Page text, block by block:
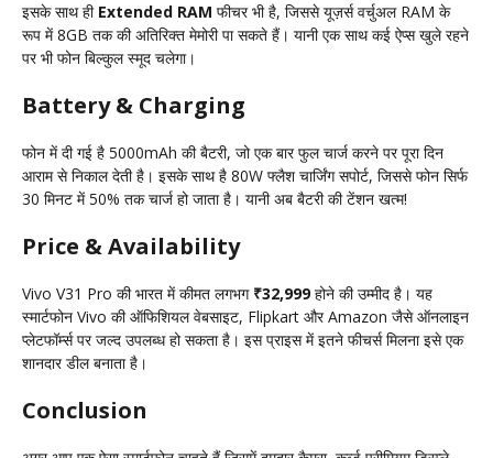
इसके साथ ही Extended RAM फीचर भी है, जिससे यूज़र्स वर्चुअल RAM के
रूप में 8GB तक की अतिरिक्त मेमोरी पा सकते हैं। यानी एक साथ कई ऐप्स खुले रहने
पर भी फोन बिल्कुल स्मूद चलेगा।
Battery & Charging
फोन में दी गई है 5000mAh की बैटरी, जो एक बार फुल चार्ज करने पर पूरा दिन
आराम से निकाल देती है। इसके साथ है 80W फ्लैश चार्जिंग सपोर्ट, जिससे फोन सिर्फ
30 मिनट में 50% तक चार्ज हो जाता है। यानी अब बैटरी की टेंशन खत्म!
Price & Availability
Vivo V31 Pro की भारत में कीमत लगभग ₹32,999 होने की उम्मीद है। यह
स्मार्टफोन Vivo की ऑफिशियल वेबसाइट, Flipkart और Amazon जैसे ऑनलाइन
प्लेटफॉर्म्स पर जल्द उपलब्ध हो सकता है। इस प्राइस में इतने फीचर्स मिलना इसे एक
शानदार डील बनाता है।
Conclusion